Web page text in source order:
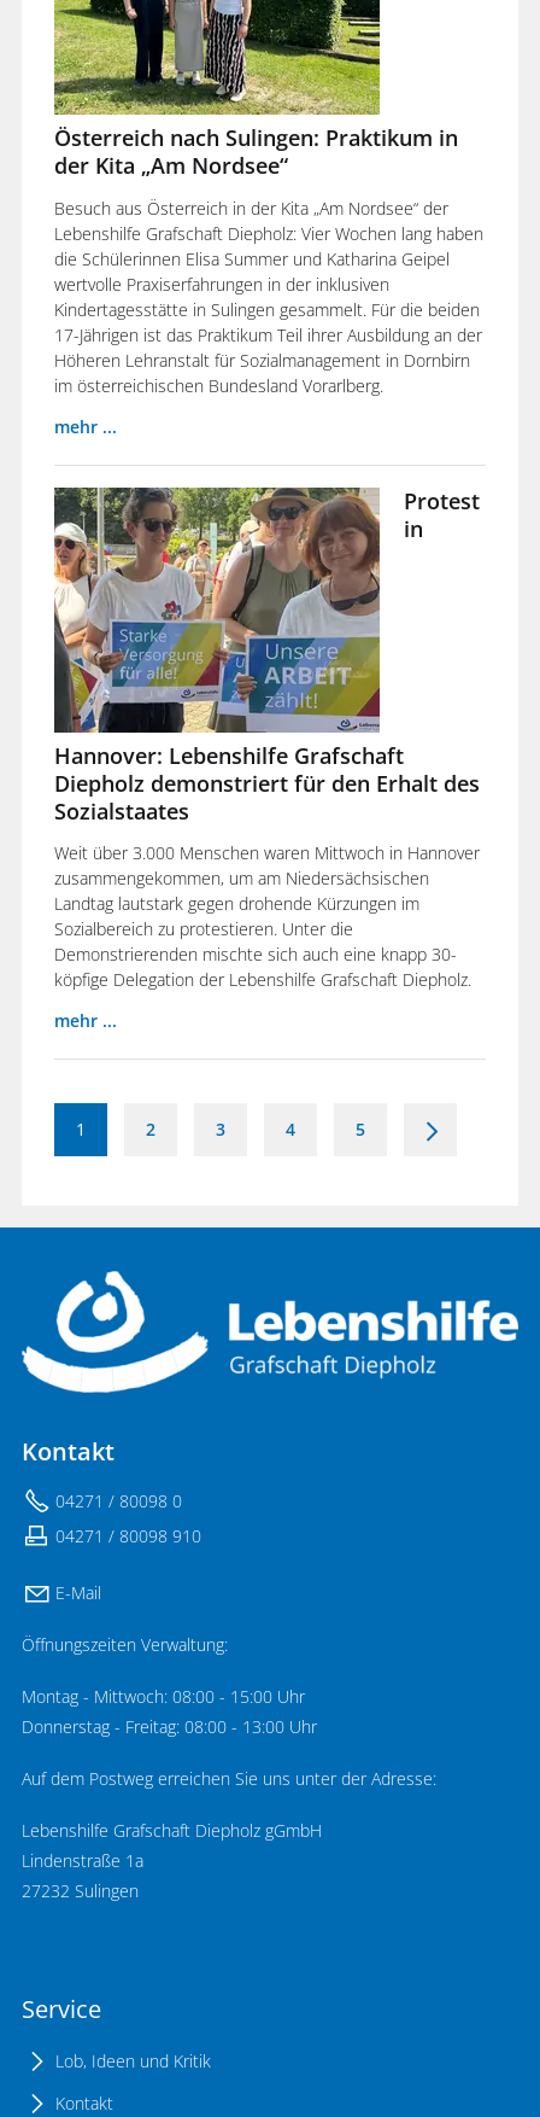
Österreich nach Sulingen: Praktikum in
der Kita „Am Nordsee“
Besuch aus Österreich in der Kita „Am Nordsee“ der
Lebenshilfe Grafschaft Diepholz: Vier Wochen lang haben
die Schülerinnen Elisa Summer und Katharina Geipel
wertvolle Praxiserfahrungen in der inklusiven
Kindertagesstätte in Sulingen gesammelt. Für die beiden
17-Jährigen ist das Praktikum Teil ihrer Ausbildung an der
Höheren Lehranstalt für Sozialmanagement in Dornbirn
im österreichischen Bundesland Vorarlberg.
mehr ...
Protest
in
Hannover: Lebenshilfe Grafschaft
Diepholz demonstriert für den Erhalt des
Sozialstaates
Weit über 3.000 Menschen waren Mittwoch in Hannover
zusammengekommen, um am Niedersächsischen
Landtag lautstark gegen drohende Kürzungen im
Sozialbereich zu protestieren. Unter die
Demonstrierenden mischte sich auch eine knapp 30-
köpfige Delegation der Lebenshilfe Grafschaft Diepholz.
mehr ...
1 2 3 4 5 >
Kontakt
04271 / 80098 0
04271 / 80098 910
E-Mail
Öffnungszeiten Verwaltung:
Montag - Mittwoch: 08:00 - 15:00 Uhr
Donnerstag - Freitag: 08:00 - 13:00 Uhr
Auf dem Postweg erreichen Sie uns unter der Adresse:
Lebenshilfe Grafschaft Diepholz gGmbH
Lindenstraße 1a
27232 Sulingen
Service
Lob, Ideen und Kritik
Kontakt